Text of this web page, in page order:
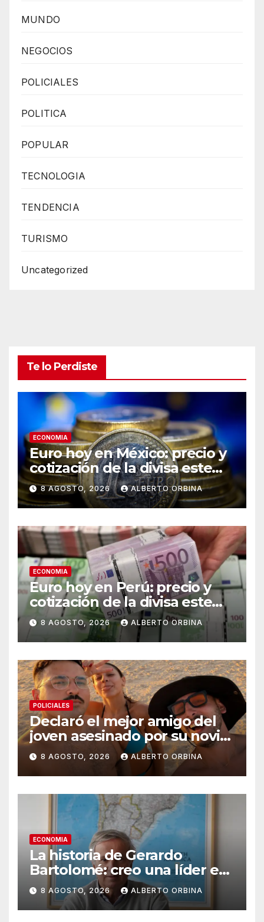
MUNDO
NEGOCIOS
POLICIALES
POLITICA
POPULAR
TECNOLOGIA
TENDENCIA
TURISMO
Uncategorized
Te lo Perdiste
ECONOMIA
Euro hoy en México: precio y
cotización de la divisa este
sábado 8 de agosto de 2026
8 AGOSTO, 2026 ALBERTO ORBINA
ECONOMIA
Euro hoy en Perú: precio y
cotización de la divisa este
sábado 8 de agosto de 2026
8 AGOSTO, 2026 ALBERTO ORBINA
POLICIALES
Declaró el mejor amigo del
joven asesinado por su novia
en Chaco: “Le supliqué para
que la dejara, él era su
rehén”
8 AGOSTO, 2026 ALBERTO ORBINA
ECONOMIA
La historia de Gerardo
Bartolomé: creo una líder en
semilla en todo el mundo, se
la traspasó a su hijo y sigue
emprendiendo
8 AGOSTO, 2026 ALBERTO ORBINA